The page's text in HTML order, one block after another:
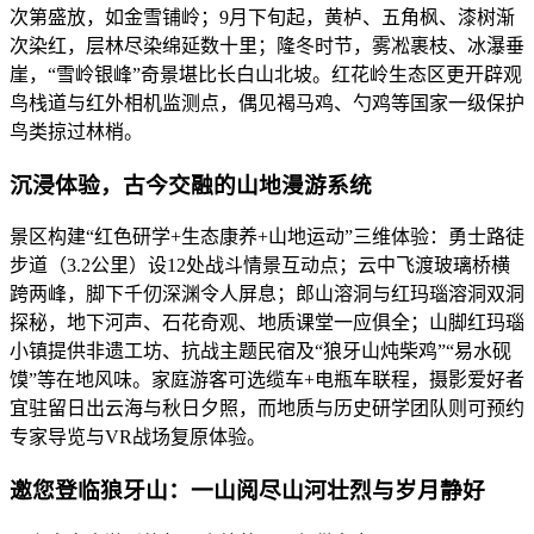
次第盛放，如金雪铺岭；9月下旬起，黄栌、五角枫、漆树渐
次染红，层林尽染绵延数十里；隆冬时节，雾凇裹枝、冰瀑垂
崖，“雪岭银峰”奇景堪比长白山北坡。红花岭生态区更开辟观
鸟栈道与红外相机监测点，偶见褐马鸡、勺鸡等国家一级保护
鸟类掠过林梢。
沉浸体验，古今交融的山地漫游系统
景区构建“红色研学+生态康养+山地运动”三维体验：勇士路徒
步道（3.2公里）设12处战斗情景互动点；云中飞渡玻璃桥横
跨两峰，脚下千仞深渊令人屏息；郎山溶洞与红玛瑙溶洞双洞
探秘，地下河声、石花奇观、地质课堂一应俱全；山脚红玛瑙
小镇提供非遗工坊、抗战主题民宿及“狼牙山炖柴鸡”“易水砚
馍”等在地风味。家庭游客可选缆车+电瓶车联程，摄影爱好者
宜驻留日出云海与秋日夕照，而地质与历史研学团队则可预约
专家导览与VR战场复原体验。
邀您登临狼牙山：一山阅尽山河壮烈与岁月静好